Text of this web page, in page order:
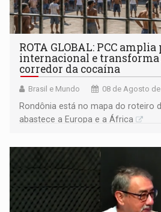
ROTA GLOBAL: PCC
internacional e transforma
corredor da cocaína
Brasil e Mundo 08 de Agosto de
Rondônia está no mapa do roteiro
abastece a Europa e a África